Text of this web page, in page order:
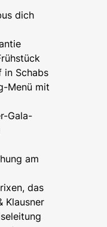
dich
Schabs
Menü mit
Gala-
am
das
Klausner